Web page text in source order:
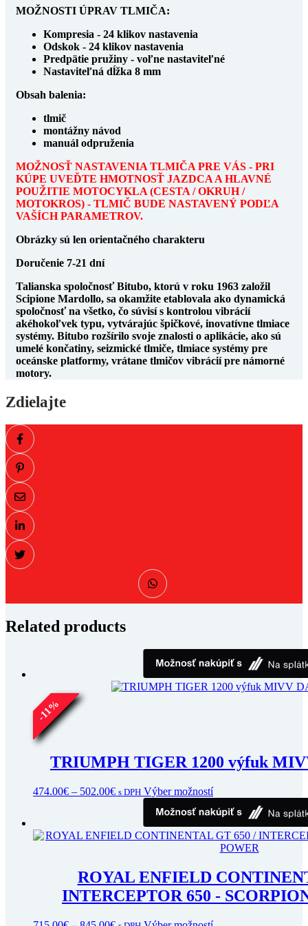
MOŽNOSTI ÚPRAV TLMIČA:
Kompresia - 24 klikov nastavenia
Odskok - 24 klikov nastavenia
Predpätie pružiny - voľne nastaviteľné
Nastaviteľná dĺžka 8 mm
Obsah balenia:
tlmič
montážny návod
manuál odpruženia
MOŽNOSŤ NASTAVENIA TLMIČA PRE VÁS - PRI
KÚPE UVEĎTE HMOTNOSŤ JAZDCA A HLAVNÉ
POUŽITIE MOTOCYKLA (CESTA / OKRUH /
MOTOKROS) - TLMIČ BUDE NASTAVENÝ PODĽA
VAŠÍCH PARAMETROV.
Obrázky sú len orientačného charakteru
Doručenie 7-21 dní
Talianska spoločnosť Bitubo, ktorú v roku 1963 založil
Scipione Mardollo, sa okamžite etablovala ako dynamická
spoločnosť na všetko, čo súvisí s kontrolou vibrácií
akéhokoľvek typu, vytvárajúc špičkové, inovatívne tlmiace
systémy. Bitubo rozšírilo svoje znalosti o aplikácie, ako sú
umelé končatiny, seizmické tlmiče, tlmiace systémy pre
oceánske platformy, vrátane tlmičov vibrácií pre námorné
motory.
Zdielajte
Related products
-
11
%
TRIUMPH TIGER 1200 výfuk
474.00€ – 502.00€Price
through
502.00€
s DPH Výber možnostíTento
má
viacero
variantov.
Možnosti
môžete
vybrať
na
ROYAL ENFIELD
INTERCEPTOR 650 -